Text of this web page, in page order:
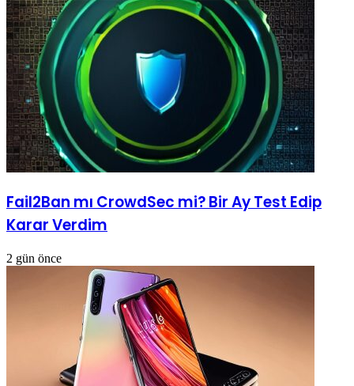
Fail2Ban mı CrowdSec mi? Bir Ay Test Edip
Karar Verdim
2 gün önce